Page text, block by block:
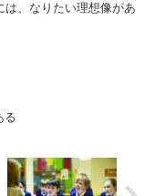
は、なりたい理想像があ
る